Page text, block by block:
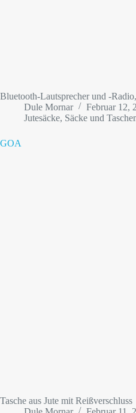
Bluetooth-Lautsprecher und -
Dule Mornar
Februar 12,
Jutesäcke, Säcke und
GOA
Tasche aus Jute mit Reißverschluss